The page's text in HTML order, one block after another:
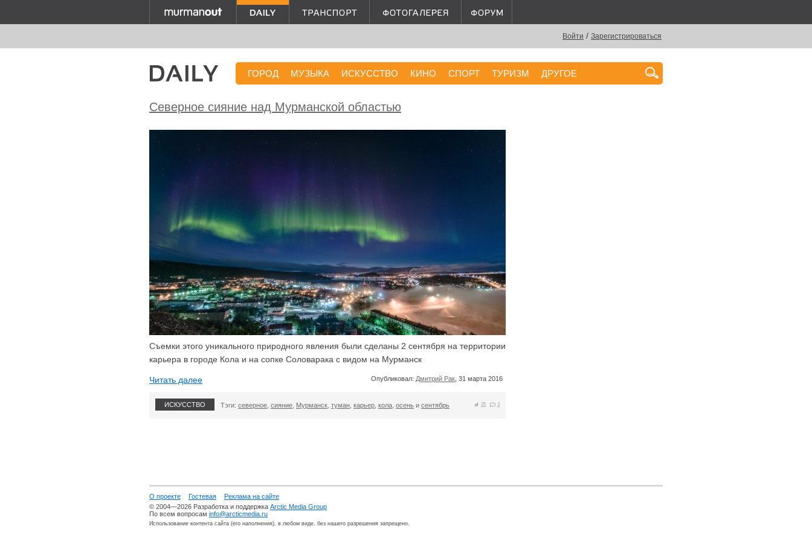
Войти / Зарегистрироваться
ГОРОД МУЗЫКА ИСКУССТВО КИНО СПОРТ ТУРИЗМ ДРУГОЕ
Северное сияние над Мурманской областью
Съемки этого уникального природного явления были сделаны 2 сентября на территории
карьера в городе Кола и на сопке Соловарака с видом на Мурманск
Читать далее Опубликовал: Дмитрий Рак , 31 марта 2016
35 3
ИСКУССТВО Тэги: северное сияние Мурманск туман карьер кола осень и сентябрь
О проекте Гостевая
Реклама на сайте
© 2004—2026 Разработка и поддержка Arctic Media Group
По всем вопросам info@arcticmedia.ru
Использование контента сайта (его наполнения), в любом виде, без нашего разрешения запрещено.